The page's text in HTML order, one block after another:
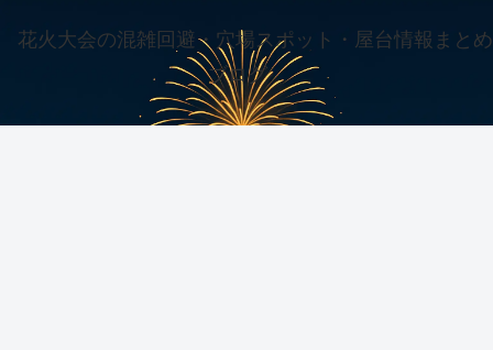
花火大会の混雑回避・穴場スポット・屋台情報まとめ
ブログ